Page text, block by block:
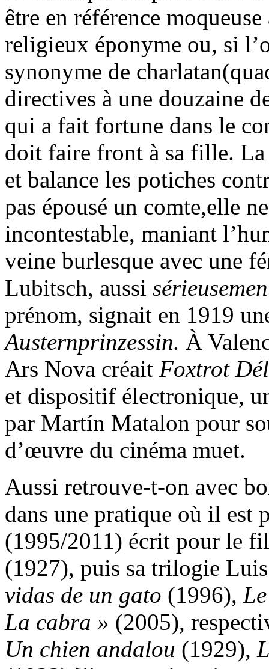
être en référence
religieux éponyme ou, si
synonyme de
directives à une douzaine
qui a fait fortune dans le
doit faire front à sa fille.
et balance les potiches
pas épousé un comte,elle
incontestable, maniant
veine burlesque avec une
Lubitsch, aussi
prénom, signait en 1919
Austernprinzessin. À
Ars Nova créait Foxtrot
et dispositif électronique,
par Martín Matalon pour
d’œuvre du cinéma muet.
Aussi retrouve-t-on avec
dans une pratique où il est
(1995/2011) écrit pour le
(1927), puis sa trilogie
vidas de un gato (1996),
La cabra » (2005),
Un chien andalou (1929),